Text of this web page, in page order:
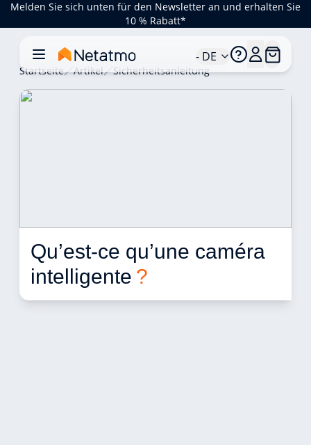
Melden Sie sich unten für den Newsletter an und erhalten Sie
10 % Rabatt*
- DE
Startseite Artikel Sicherheitsanleitung
Qu’est-ce qu’une caméra
intelligente ?